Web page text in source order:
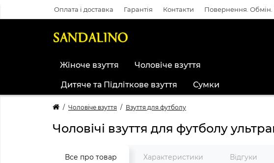
Оплата і доставка Гарантія Контакти Повернення. Обмін.
Жіноче взуття Чоловіче взуття
Дитяче та Підліткове взуття Сумки
Чоловіче взуття Взуття для футболу
Чоловічі взуття для футболу
Все про товар Характеристики Відгуки